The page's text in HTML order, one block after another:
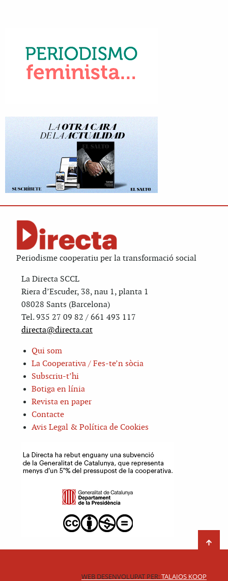
Periodisme cooperatiu per la transformació social
La Directa SCCL
Riera d’Escuder, 38, nau 1, planta 1
08028 Sants (Barcelona)
Tel. 935 27 09 82 / 661 493 117
directa@directa.cat
Qui som
La Cooperativa / Fes-te’n sòcia
Subscriu-t’hi
Botiga en línia
Revista en paper
Contacte
Avis Legal & Política de Cookies
WEB DESENVOLUPAT PER:TALAIOS KOOP